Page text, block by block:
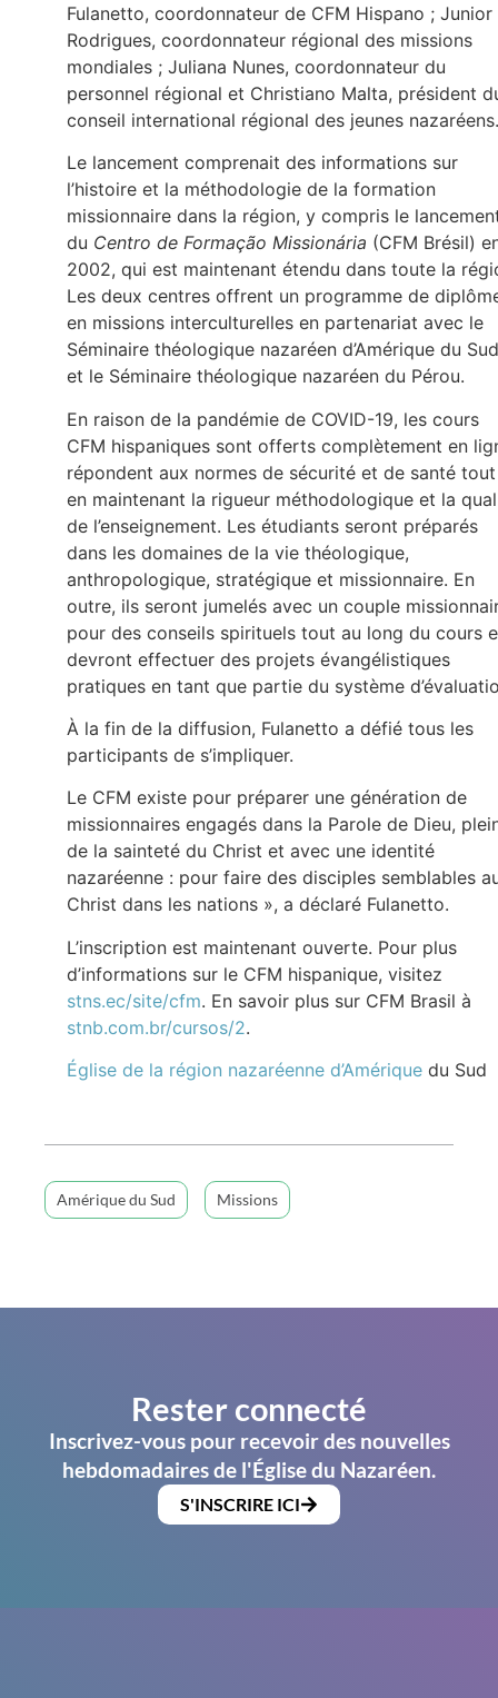
Fulanetto, coordonnateur de CFM Hispano ; Junior
Rodrigues, coordonnateur régional des missions
mondiales ; Juliana Nunes, coordonnateur du
personnel régional et Christiano Malta, président
conseil international régional des jeunes nazaréens.
Le lancement comprenait des informations sur
l’histoire et la méthodologie de la formation
missionnaire dans la région, y compris le
du Centro de Formação Missionária (CFM Brésil)
2002, qui est maintenant étendu dans toute la
Les deux centres offrent un programme de
en missions interculturelles en partenariat avec le
Séminaire théologique nazaréen d’Amérique du Sud
et le Séminaire théologique nazaréen du Pérou.
En raison de la pandémie de COVID-19, les cours
CFM hispaniques sont offerts complètement en
répondent aux normes de sécurité et de santé tout
en maintenant la rigueur méthodologique et la
de l’enseignement. Les étudiants seront préparés
dans les domaines de la vie théologique,
anthropologique, stratégique et missionnaire. En
outre, ils seront jumelés avec un couple
pour des conseils spirituels tout au long du cours
devront effectuer des projets évangélistiques
pratiques en tant que partie du système
À la fin de la diffusion, Fulanetto a défié tous les
participants de s’impliquer.
Le CFM existe pour préparer une génération de
missionnaires engagés dans la Parole de Dieu,
de la sainteté du Christ et avec une identité
nazaréenne : pour faire des disciples semblables
Christ dans les nations », a déclaré Fulanetto.
L’inscription est maintenant ouverte. Pour plus
d’informations sur le CFM hispanique, visitez
stns.ec/site/cfm. En savoir plus sur CFM Brasil à
stnb.com.br/cursos/2.
Église de la région nazaréenne d’Amérique du Sud
Amérique du Sud Missions
Rester connecté
Inscrivez-vous pour recevoir des nouvelles
hebdomadaires de l'Église du Nazaréen.
S'INSCRIRE ICI